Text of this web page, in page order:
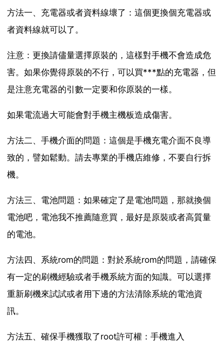
方法一、充電器或者資料線壞了：這個更換個充電器或
者資料線就可以了。
注意：更換請儘量選擇原裝的，這樣對手機不會造成危
害。如果你覺得原裝的不行，可以買***點的充電器，但
是注意充電器的引數一定要和你原裝的一樣。
如果電流過大可能會對手機主機板造成傷害。
方法二、手機介面的問題：這個是手機充電介面不良導
致的，譬如鬆動。請去專業的手機店維修，不要自行拆
機。
方法三、電池問題：如果確定了是電池問題，那就換個
電池吧，電池我不推薦隨意買，最好是原裝或者高質量
的電池。
方法四、系統rom的問題：對於系統rom的問題，請確保
有一定的刷機經驗或者手機系統方面的知識。可以選擇
重新刷機來試試或者用下邊的方法清除系統的電池資
訊。
方法五、確保手機獲取了root許可權：手機進入